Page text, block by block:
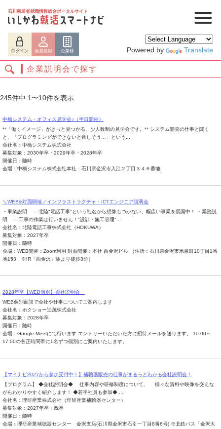
石川県若者就職情報総合ポータルサイト
ログイン 会員登録 企業様 Powered by Translate
ログイン 会員登録 企業様
企業説明会で探す
245件中 1〜10件を表示
中橋システム・オフィス見学会♪（半日開催）
**「働くイメージ」がきっと見つかる、少人数制の見学会です。** システム開発の仕事と聞く
と、「プログラミングができないと難しそう…」という...
会社名：中橋システム株式会社
募集対象：2030年卒・2029年卒・2028年卒
開催日：随時
会場：中橋システム株式会社本社：石川県金沢市入江２丁目３４６番地
＼WEB&対面開催／インフラストラクチャ・ICTエンジニア説明会
・事業説明 …北陸"電話工事"という社名から想像もつかない、幅広い事業を展開中！ ・業務説
明 …工事の作業は行いません！"設計・施工管理"...
会社名：北陸電話工事株式会社（HOKUWA）
募集対象：2027年卒
開催日：随時
会場：WEB開催：Zoom利用 対面開催：本社 西金沢ビル （住所：石川県金沢市米泉町10丁目1番
地153 ※IR「西金沢」駅より徒歩3分）
2028年卒【WEB個別】会社説明会
WEB個別面談で会社や仕事についてご案内します
会社名：ホクショー辻茂株式会社
募集対象：2028年卒
開催日：随時
会場：Google Meetにて行います エントリーいただいた方に招待メールを送ります。 10:00～
17:00の各正時間帯に1名ずつ個別にご案内いたします。
【マイナビ2027から参加受付中！】補聴器販売の仕事がまるっとわかる会社説明会！
【プログラム】 ◆会社説明会◆ 仕事内容や研修制度について、 様々な資料や映像を交えな
がらわかりやすく紹介します！ ◆若手社員も参加◆ ...
会社名：理研産業株式会社（理研産業補聴器センター）
募集対象：2027年卒・既卒
開催日：随時
会場：理研産業補聴器センター 金沢支店(石川県金沢市石引一丁目8番6号) ※北鉄バス「金沢大